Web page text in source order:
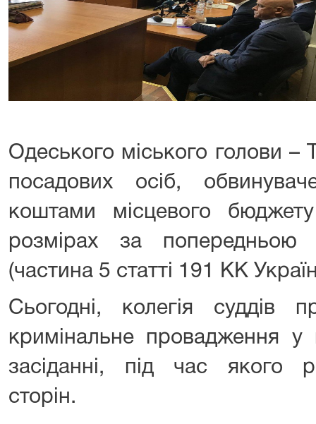
Одеського міського голови –
посадових осіб,
коштами місцевого
розмірах за
(частина 5 статті 191 КК
Сьогодні, колегія суддів
кримінальне провадження у
засіданні, під час якого
сторін.